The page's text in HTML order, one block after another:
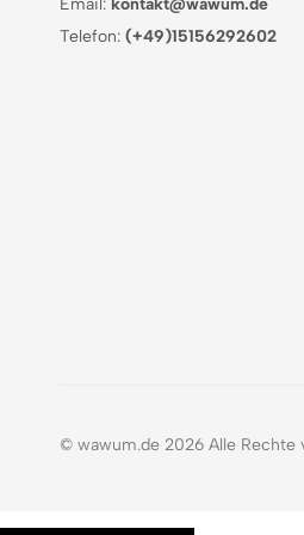
Email: kontakt@wawum.de
Telefon: (+49)15156292602
© wawum.de 2026 Alle Rechte